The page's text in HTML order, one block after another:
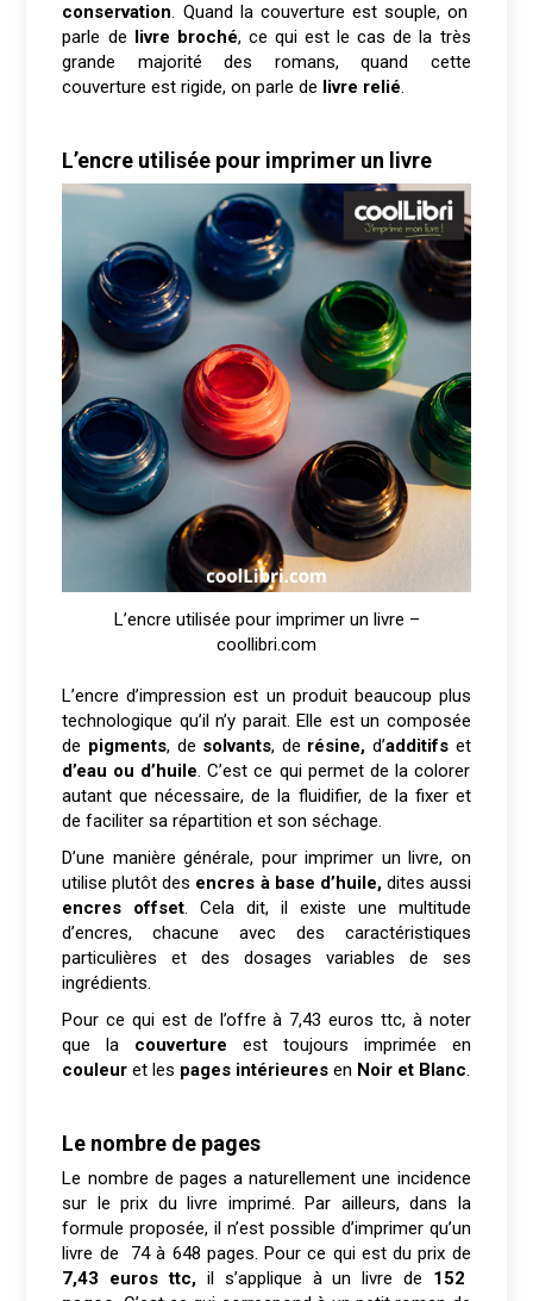
conservation. Quand la couverture est souple, on
parle de livre broché, ce qui est le cas de la très
grande majorité des romans, quand cette
couverture est rigide, on parle de livre relié.
L’encre utilisée pour imprimer un livre
L’encre utilisée pour imprimer un livre –
coollibri.com
L’encre d’impression est un produit beaucoup plus
technologique qu’il n’y parait. Elle est un composée
de pigments, de solvants, de résine,d’additifs et
d’eau ou d’huile. C’est ce qui permet de la colorer
autant que nécessaire, de la fluidifier, de la fixer et
de faciliter sa répartition et son séchage.
D’une manière générale, pour imprimer un livre, on
utilise plutôt des encres à base d’huile,dites aussi
encres offset. Cela dit, il existe une multitude
d’encres, chacune avec des caractéristiques
particulières et des dosages variables de ses
ingrédients.
Pour ce qui est de l’offre à 7,43 euros ttc, à noter
que la couverture est toujours imprimée en
couleur et les pages intérieures en Noir et Blanc.
Le nombre de pages
Le nombre de pages a naturellement une incidence
sur le prix du livre imprimé. Par ailleurs, dans la
formule proposée, il n’est possible d’imprimer qu’un
livre de 74 à 648 pages. Pour ce qui est du prix de
7,43 euros ttc, il s’applique à un livre de 152